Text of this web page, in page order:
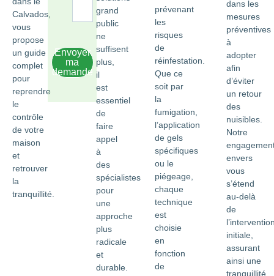
Calvados,
vous
propose
un guide
complet
pour
reprendre
le
contrôle
de votre
maison
et
retrouver
la
tranquillité.
Envoyer
ma
demande
grand
public
ne
suffisent
plus,
il
est
essentiel
de
faire
appel
à
des
spécialistes
pour
une
approche
plus
radicale
et
durable.
prévenant
les
risques
de
réinfestation.
Que ce
soit par
la
fumigation,
l’application
de gels
spécifiques
ou le
piégeage,
chaque
technique
est
choisie
en
fonction
de
dans les
mesures
préventives
à
adopter
afin
d’éviter
un retour
des
nuisibles.
Notre
envers
vous
s’étend
au-delà
de
initiale,
assurant
ainsi une
tranquillité